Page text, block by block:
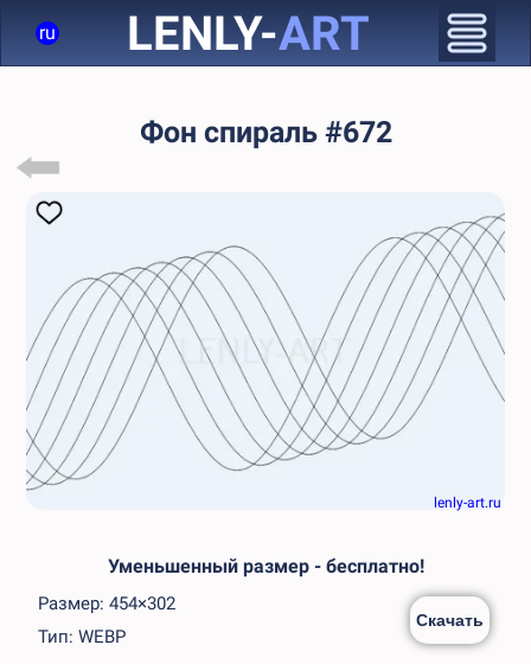
ru LENLY-ART
Фон спираль #672
lenly-art.ru
Уменьшенный размер - бесплатно!
Размер: 454×302
Тип: WEBP
Скачать